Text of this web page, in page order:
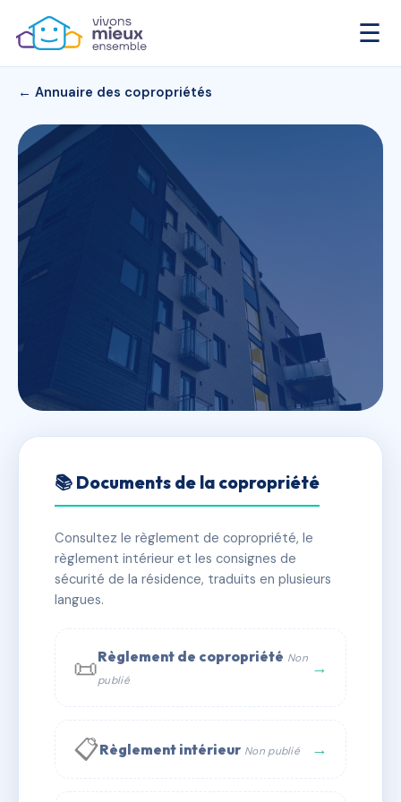
☰
← Annuaire des copropriétés
43 AV P.WILSON-VIDAUBAN
✓ Immatriculée 🏠 12 lots 🏗 1 bâtiment(s)
📞 Contacter Syndic Digital
📚 Documents de la copropriété
Consultez le règlement de copropriété, le
règlement intérieur et les consignes de
sécurité de la résidence, traduits en plusieurs
langues.
📜Règlement de copropriété Non
publié
→
📋Règlement intérieur Non publié →